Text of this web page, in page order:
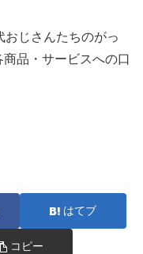
じさんたちのがっ
品・サービスへの口
はてブ
コピー